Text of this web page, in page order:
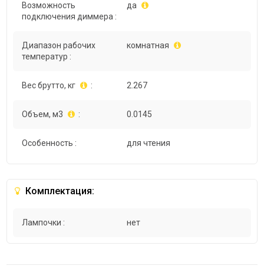
Возможность
подключения диммера :
да
Диапазон рабочих
температур :
комнатная
Вес брутто, кг : 2.267
Объем, м3 : 0.0145
Особенность : для чтения
Комплектация:
Лампочки : нет